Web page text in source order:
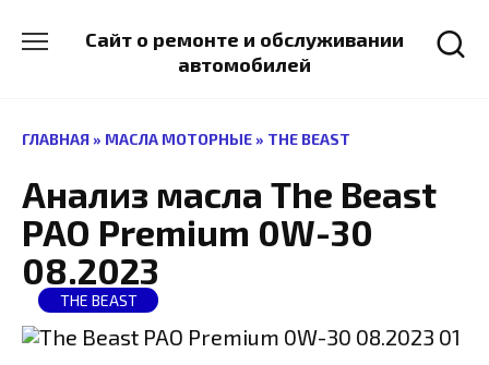
содержанию
Сайт о ремонте и обслуживании
автомобилей
ГЛАВНАЯ » МАСЛА МОТОРНЫЕ » THE BEAST
Анализ масла The Beast
PAO Premium 0W-30
08.2023
THE BEAST